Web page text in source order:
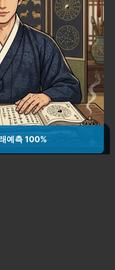
신: Hadoop과
용법 완벽 정리
런 준비가 필요하다
예측 100%